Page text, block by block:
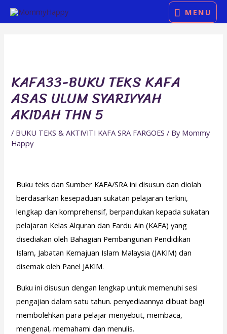
Skip
MENU
MENU
KAFA33-BUKU TEKS KAFA
ASAS ULUM SYARIYYAH
AKIDAH THN 5
/ BUKU TEKS & AKTIVITI KAFA SRA FARGOES / By Mommy
Happy
Buku teks dan Sumber KAFA/SRA ini disusun dan diolah
berdasarkan kesepaduan sukatan pelajaran terkini,
lengkap dan komprehensif, berpandukan kepada sukatan
pelajaran Kelas Alquran dan Fardu Ain (KAFA) yang
disediakan oleh Bahagian Pembangunan Pendidikan
Islam, Jabatan Kemajuan Islam Malaysia (JAKIM) dan
disemak oleh Panel JAKIM.
Buku ini disusun dengan lengkap untuk memenuhi sesi
pengajian dalam satu tahun. penyediaannya dibuat bagi
membolehkan para pelajar menyebut, membaca,
mengenal, memahami dan menulis.